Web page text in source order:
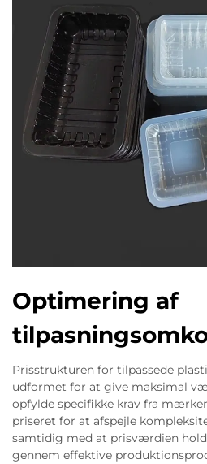
Optimering af
Prisstrukturen for tilpassede
udformet for at give maksimal
opfylde specifikke krav fra
priseret for at afspejle
samtidig med at prisværdien
gennem effektive